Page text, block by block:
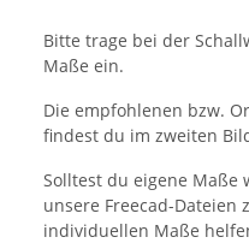
Bitte trage bei der
Maße ein.
Die empfohlenen bzw.
findest du im zweiten
Solltest du eigene Maße
unsere Freecad-Dateien
individuellen Maße